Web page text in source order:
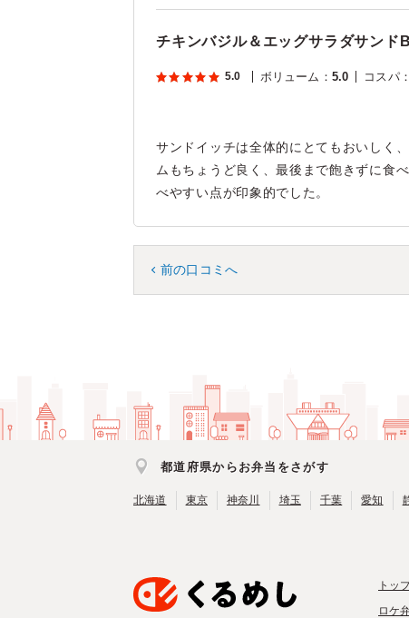
チキンバジル＆エッグサラダサンド
5.0 ボリューム ： 5.0 コスパ：
サンドイッチは全体的にとてもおいしく
ムもちょうど良く、最後まで飽きずに食
べやすい点が印象的でした。
前の口コミへ
都道府県からお弁当をさがす
北海道 東京 神奈川 埼玉 千葉 愛知
トッ
ロケ